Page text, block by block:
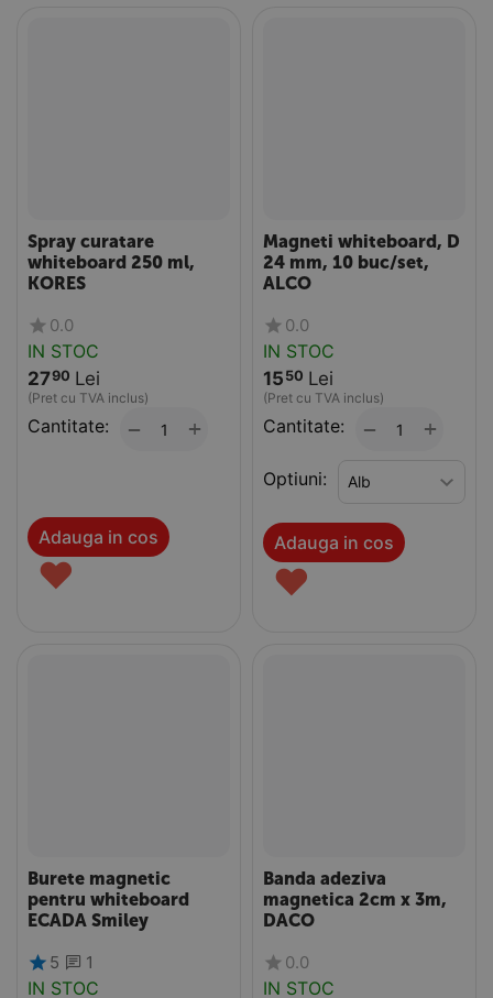
Spray curatare
whiteboard 250 ml,
KORES
0.0
IN STOC
2790 Lei
(Pret cu TVA inclus)
Cantitate: +
−
Adauga in cos
♥
Magneti whiteboard, D
24 mm, 10 buc/set,
ALCO
0.0
IN STOC
15 50 Lei
(Pret cu TVA inclus)
Cantitate: +
−
Optiuni:
Adauga in cos
♥
Burete magnetic
pentru whiteboard
ECADA Smiley
5
1
IN STOC
Banda adeziva
magnetica 2cm x 3m,
DACO
0.0
IN STOC